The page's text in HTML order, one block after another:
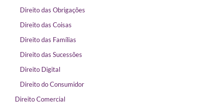
Direito das Obrigações
Direito das Coisas
Direito das Famílias
Direito das Sucessões
Direito Digital
Direito do Consumidor
Direito Comercial